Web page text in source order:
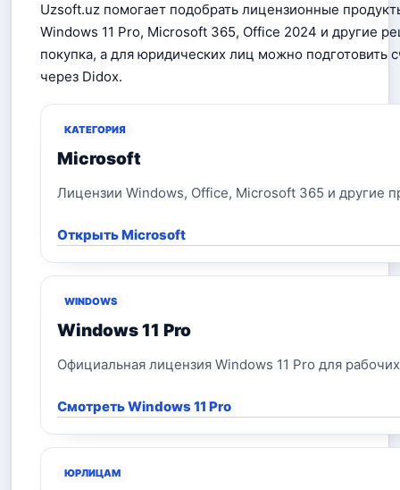
Uzsoft.uz помогает подобрать лицензионные
Windows 11 Pro, Microsoft 365, Office 2024 и другие
покупка, а для юридических лиц можно подготовить
через Didox.
КАТЕГОРИЯ
Microsoft
Лицензии Windows, Office, Microsoft 365 и другие
Открыть Microsoft
WINDOWS
Windows 11 Pro
Официальная лицензия Windows 11 Pro для
Смотреть Windows 11 Pro
ЮРЛИЦАМ